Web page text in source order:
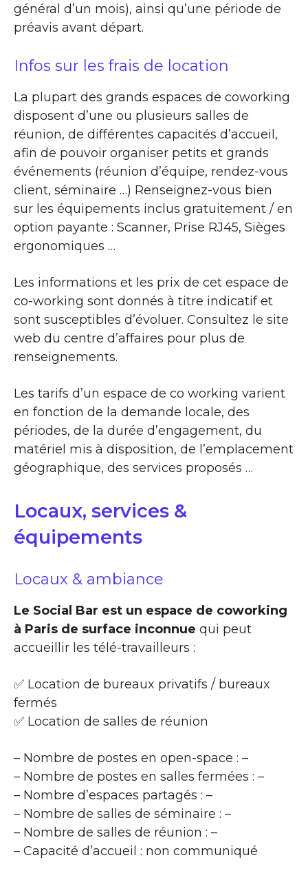
général d’un mois), ainsi qu’une période de
préavis avant départ.
Infos sur les frais de location
La plupart des grands espaces de coworking
disposent d’une ou plusieurs salles de
réunion, de différentes capacités d’accueil,
afin de pouvoir organiser petits et grands
événements (réunion d’équipe, rendez-vous
client, séminaire …) Renseignez-vous bien
sur les équipements inclus gratuitement / en
option payante : Scanner, Prise RJ45, Sièges
ergonomiques …
Les informations et les prix de cet espace de
co-working sont donnés à titre indicatif et
sont susceptibles d’évoluer. Consultez le site
web du centre d’affaires pour plus de
renseignements.
Les tarifs d’un espace de co working varient
en fonction de la demande locale, des
périodes, de la durée d’engagement, du
matériel mis à disposition, de l’emplacement
géographique, des services proposés …
Locaux, services &
équipements
Locaux & ambiance
Le Social Bar est un espace de coworking
à Paris de surface inconnue qui peut
accueillir les télé-travailleurs :
✅ Location de bureaux privatifs / bureaux
fermés
✅ Location de salles de réunion
– Nombre de postes en open-space : –
– Nombre de postes en salles fermées : –
– Nombre d’espaces partagés : –
– Nombre de salles de séminaire : –
– Nombre de salles de réunion : –
– Capacité d’accueil : non communiqué